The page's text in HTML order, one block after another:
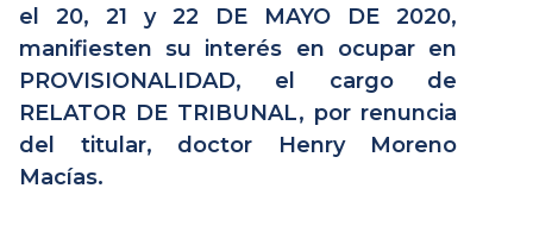
el 20, 21 y 22 DE MAYO DE 2020,
manifiesten su interés en ocupar en
PROVISIONALIDAD, el cargo de
RELATOR DE TRIBUNAL, por renuncia
del titular, doctor Henry Moreno
Macías.